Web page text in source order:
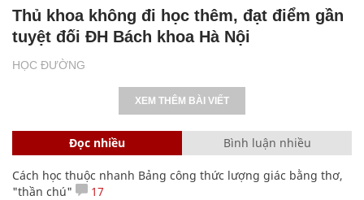
HỌC ĐƯỜNG
Thủ khoa không đi học thêm, đạt điểm gần
tuyệt đối ĐH Bách khoa Hà Nội
XEM THÊM BÀI VIẾT
Đọc nhiều Bình luận nhiều
Cách học thuộc nhanh Bảng công thức lượng giác bằng thơ,
"thần chú"
17